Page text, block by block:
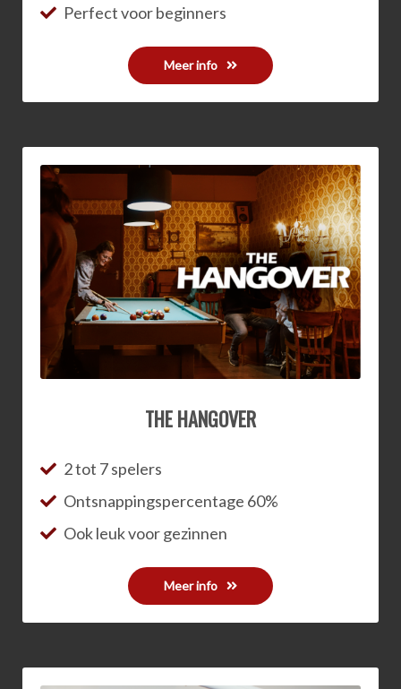
Perfect voor beginners
Meer info
THE HANGOVER
2 tot 7 spelers
Ontsnappingspercentage 60%
Ook leuk voor gezinnen
Meer info